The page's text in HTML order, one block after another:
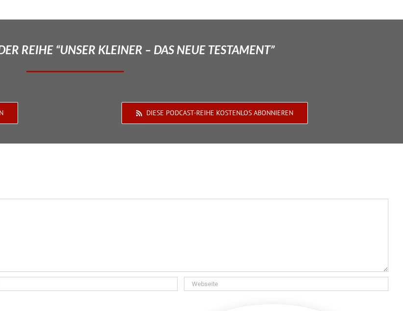
REIHE “UNSER KLEINER – DAS NEUE TESTAMENT”
DIESE PODCAST-REIHE KOSTENLOS ABONNIEREN